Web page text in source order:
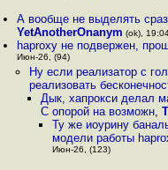
А вообще не выделять
YetAnotherOnanym (ok),
haproxy не подвержен,
Июн-26, (94)
Ну если реализатор с
реализовать
Дык, хапрокси делал
С опорой на возможн,
Ту же иоурину
модели работы
Июн-26, (123)